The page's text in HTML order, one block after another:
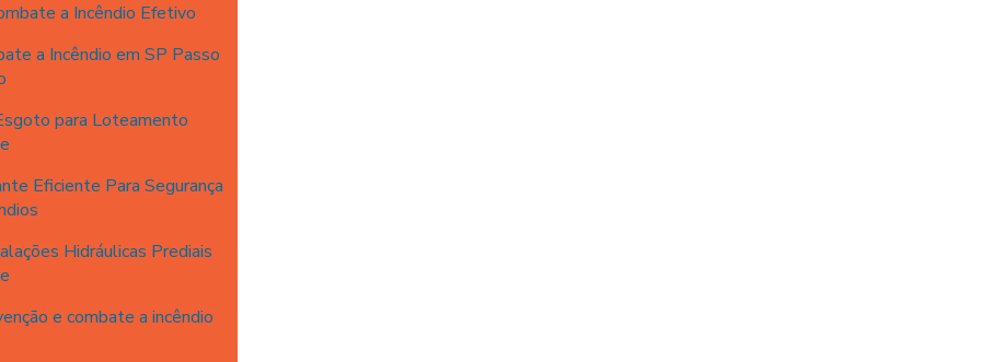
a Incêndio Efetivo
a Incêndio em SP Passo
para Loteamento
Eficiente Para Segurança
Hidráulicas Prediais
e combate a incêndio